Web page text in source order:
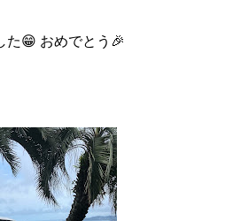
た😁 おめでとう🎉